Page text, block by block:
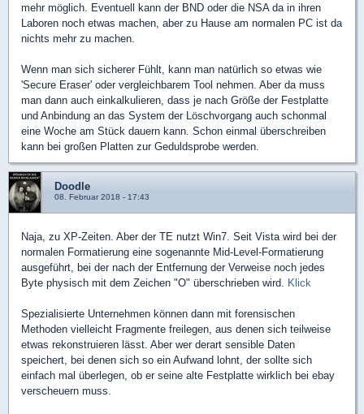
mehr möglich. Eventuell kann der BND oder die NSA da in ihren
Laboren noch etwas machen, aber zu Hause am normalen PC ist da
nichts mehr zu machen.
Wenn man sich sicherer Fühlt, kann man natürlich so etwas wie
'Secure Eraser' oder vergleichbarem Tool nehmen. Aber da muss
man dann auch einkalkulieren, dass je nach Größe der Festplatte
und Anbindung an das System der Löschvorgang auch schonmal
eine Woche am Stück dauern kann. Schon einmal überschreiben
kann bei großen Platten zur Geduldsprobe werden.
Doodle
08. Februar 2018 - 17:43
Naja, zu XP-Zeiten. Aber der TE nutzt Win7. Seit Vista wird bei der
normalen Formatierung eine sogenannte Mid-Level-Formatierung
ausgeführt, bei der nach der Entfernung der Verweise noch jedes
Byte physisch mit dem Zeichen "O" überschrieben wird. Klick
Spezialisierte Unternehmen können dann mit forensischen
Methoden vielleicht Fragmente freilegen, aus denen sich teilweise
etwas rekonstruieren lässt. Aber wer derart sensible Daten
speichert, bei denen sich so ein Aufwand lohnt, der sollte sich
einfach mal überlegen, ob er seine alte Festplatte wirklich bei ebay
verscheuern muss.